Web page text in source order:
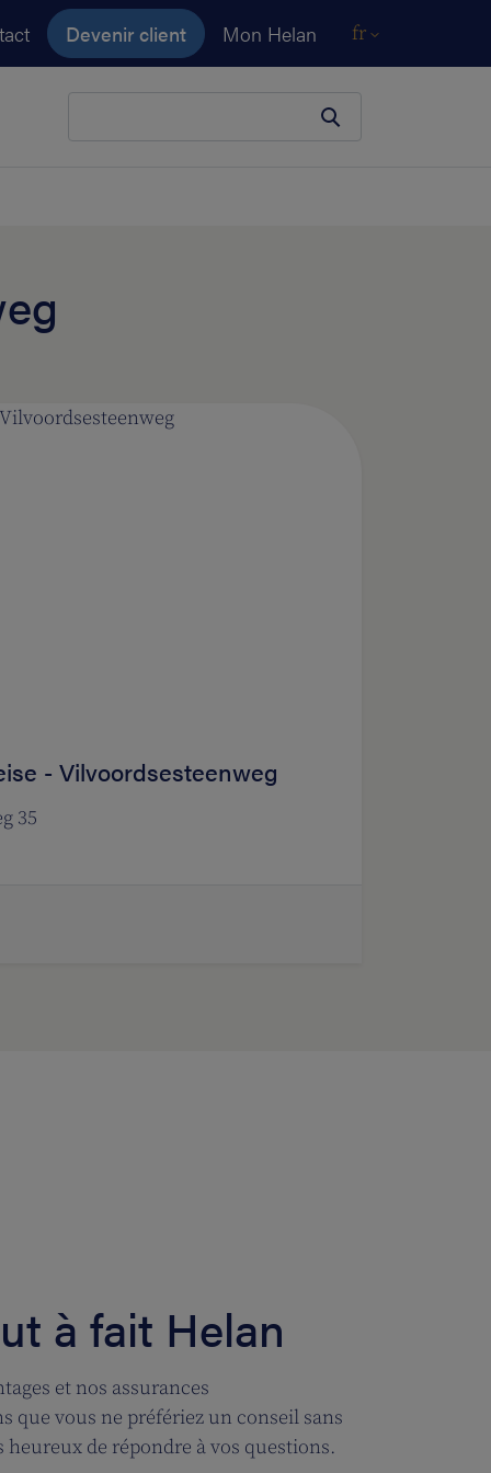
Devenir client Mon Helan fr
- Vilvoordsesteenweg
35
à fait Helan
et nos assurances
que vous ne préfériez un conseil sans
heureux de répondre à vos questions.